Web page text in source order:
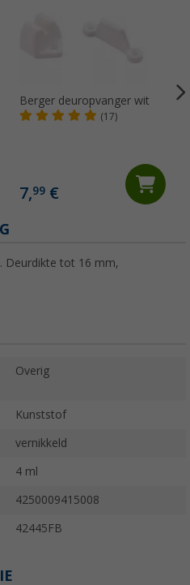
Berger deuropvanger wit
(17)
7,99€
Deurdikte tot 16 mm,
Overig
Kunststof
vernikkeld
4 ml
4250009415008
42445FB